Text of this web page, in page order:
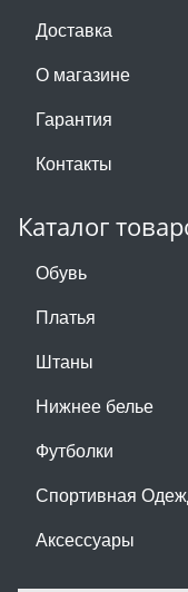
Доставка
О магазине
Гарантия
Контакты
Каталог
Обувь
Платья
Штаны
Нижнее белье
Футболки
Спортивная
Аксессуары